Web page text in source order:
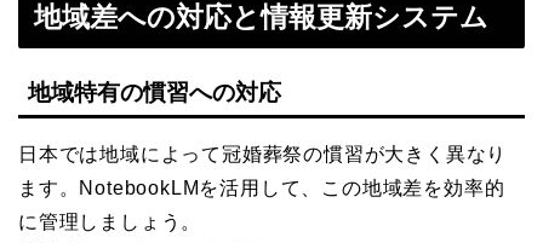
地域差への対応と情報更新システム
地域特有の慣習への対応
日本では地域によって冠婚葬祭の慣習が大きく異なり
ます。NotebookLMを活用して、この地域差を効率的
に管理しましょう。